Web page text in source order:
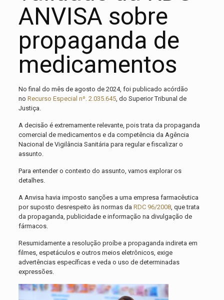
ANVISA sobre
propaganda de
medicamentos
No final do mês de agosto de 2024, foi publicado acórdão
no Recurso Especial nº. 2.035.645, do Superior Tribunal de
Justiça.
A decisão é extremamente relevante, pois trata da propaganda
comercial de medicamentos e da competência da Agência
Nacional de Vigilância Sanitária para regular e fiscalizar o
assunto.
Para entender o contexto do assunto, vamos explorar os
detalhes.
A Anvisa havia imposto sanções a uma empresa farmacêutica
por suposto desrespeito às normas da RDC 96/2008, que trata
da propaganda, publicidade e informação na divulgação de
fármacos.
Resumidamente a resolução proíbe a propaganda indireta em
filmes, espetáculos e outros meios eletrônicos, exige
advertências específicas e veda o uso de determinadas
expressões.